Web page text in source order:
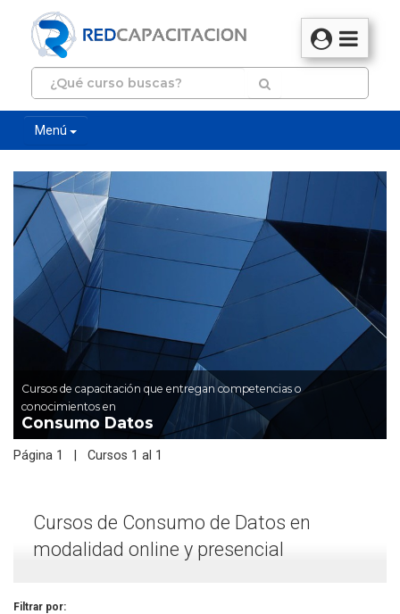
Menú
Cursos de capacitación que entregan competencias o
conocimientos en
Consumo Datos
Página 1 | Cursos 1 al 1
Cursos de Consumo de Datos en
modalidad online y presencial
Filtrar por: